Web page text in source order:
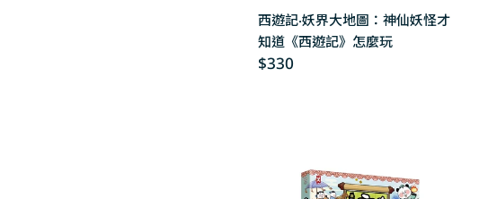
西遊記‧妖界大地圖：神仙妖怪才
知道《西遊記》怎麼玩
Regular
$330